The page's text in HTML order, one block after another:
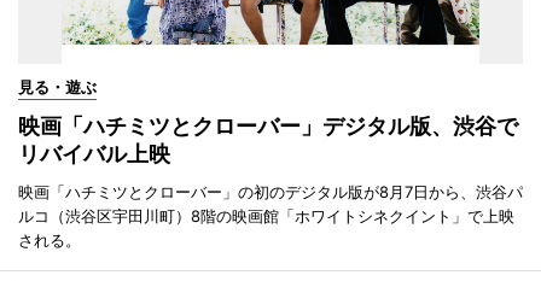
見る・遊ぶ
映画「ハチミツとクローバー」デジタル版、渋谷で
リバイバル上映
映画「ハチミツとクローバー」の初のデジタル版が8月7日から、渋谷パ
ルコ（渋谷区宇田川町）8階の映画館「ホワイトシネクイント」で上映
される。